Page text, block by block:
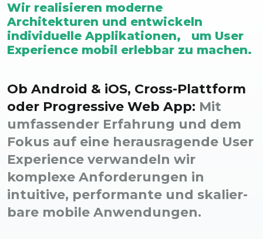
Wir realisieren moderne
Architekturen und entwickeln
individuelle Applikationen, um User
Experience mobil erlebbar zu machen.
Ob Android & iOS, Cross-Plattform
oder Progressive Web App: Mit
umfassender Erfahrung und dem
Fokus auf eine heraus­ragende User
Experience verwandeln wir
komplexe Anforderungen in
intuitive, performante und skalier­
bare mobile Anwendungen.